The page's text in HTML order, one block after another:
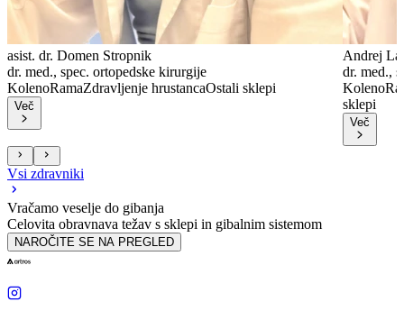
asist. dr. Domen Stropnik
dr. med., spec. ortopedske kirurgije
KolenoRamaZdravljenje hrustancaOstali sklepi
Več
Andrej
dr. med.,
Koleno
sklepi
Več
Vsi zdravniki
Vračamo veselje do gibanja
Celovita obravnava težav s sklepi in gibalnim sistemom
NAROČITE SE NA PREGLED